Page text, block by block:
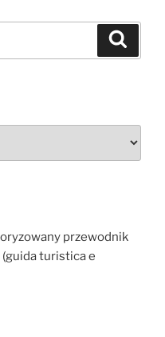
przewodnik
turistica e